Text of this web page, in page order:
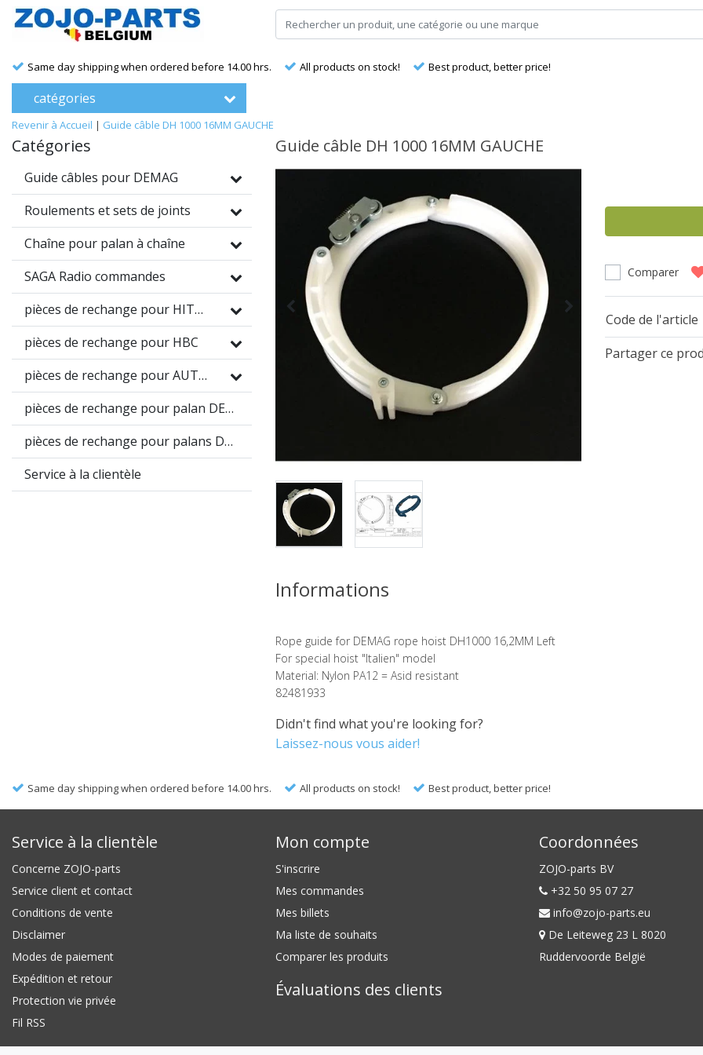
Same day shipping when ordered before 14.00 hrs. All products on stock! Best product, better price!
catégories
Revenir à Accueil | Guide câble DH 1000 16MM GAUCHE
Catégories
Guide câbles pour DEMAG
Roulements et sets de joints
Chaîne pour palan à chaîne
SAGA Radio commandes
pièces de rechange pour HITRONIC
pièces de rechange pour HBC
pièces de rechange pour AUTEC
pièces de rechange pour palan DEMAG DC
pièces de rechange pour palans DEMAG DH
Service à la clientèle
Guide câble DH 1000 16MM GAUCHE
Comparer
Code de l'article
Partager ce
Informations
Rope guide for DEMAG rope hoist DH1000 16,2MM Left
For special hoist "Italien" model
Material: Nylon PA12 = Asid resistant
82481933
Didn't find what you're looking for?
Laissez-nous vous aider!
Same day shipping when ordered before 14.00 hrs. All products on stock! Best product, better price!
Service à la clientèle
Concerne ZOJO-parts
Service client et contact
Conditions de vente
Disclaimer
Modes de paiement
Expédition et retour
Protection vie privée
Fil RSS
Mon compte
S'inscrire
Mes commandes
Mes billets
Ma liste de souhaits
Comparer les produits
Évaluations des clients
Coordonnées
ZOJO-parts BV
+32 50 95 07 27
info@zojo-parts.eu
De Leiteweg 23 L 8020
Ruddervoorde België